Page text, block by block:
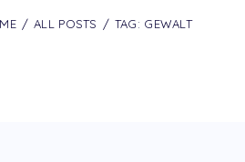
ALL POSTS TAG: GEWALT